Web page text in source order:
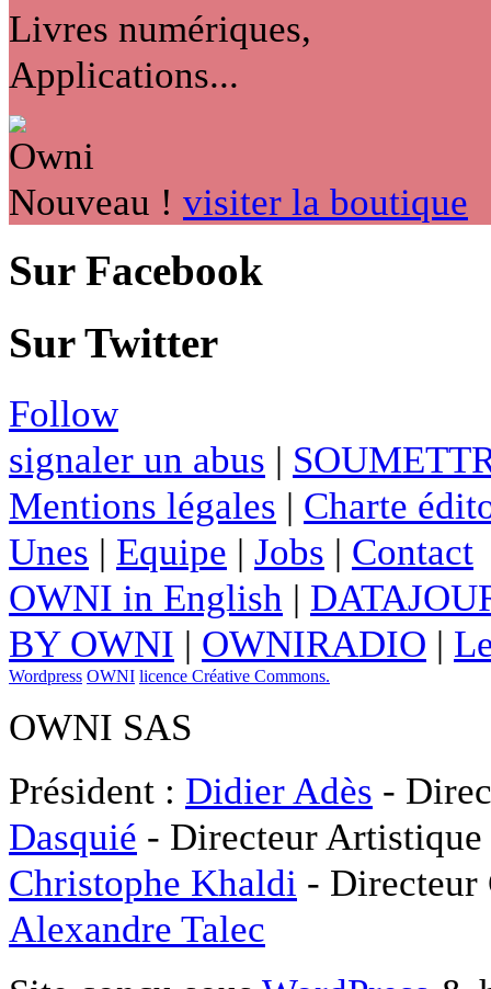
Livres numériques,
Applications...
Nouveau ! visiter la boutique
Sur Facebook
Sur Twitter
Follow
signaler un abus |
Mentions légales | Charte
Unes | Equipe | Jobs | Contact
OWNI in English |
BY OWNI | OWNIRADIO |
Wordpress OWNI licence Créative Commons.
OWNI SAS
Président : Didier Adès -
Dasquié - Directeur
Christophe Khaldi -
Alexandre Talec